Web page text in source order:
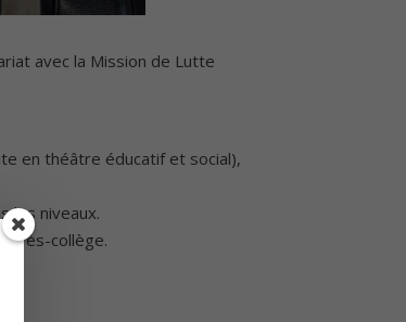
avec la Mission de Lutte
en théâtre éducatif et social),
les niveaux.
collège.